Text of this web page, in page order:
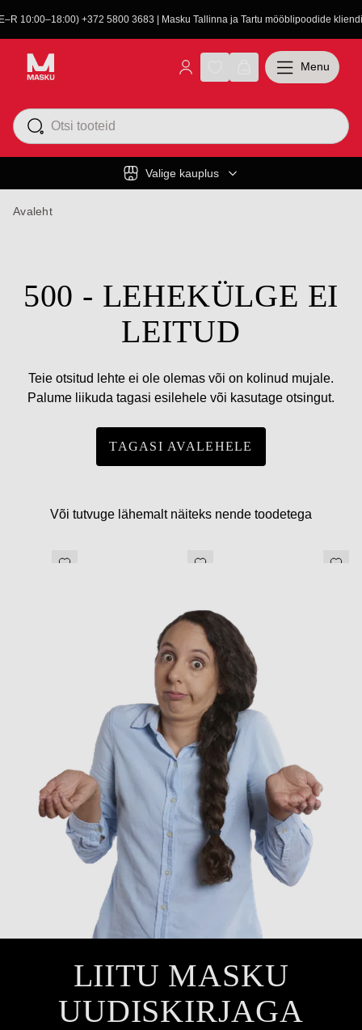
10:00–18:00) +372 5800 3683 | Masku Tallinna ja Tartu mööblipoodide
Valige kauplus
Menu
Avaleht
500 - LEHEKÜLGE EI
LEITUD
Teie otsitud lehte ei ole olemas või on kolinud mujale.
Palume liikuda tagasi esilehele või kasutage otsingut.
TAGASI AVALEHELE
Või tutvuge lähemalt näiteks nende toodetega
LIITU MASKU
UUDISKIRJAGA